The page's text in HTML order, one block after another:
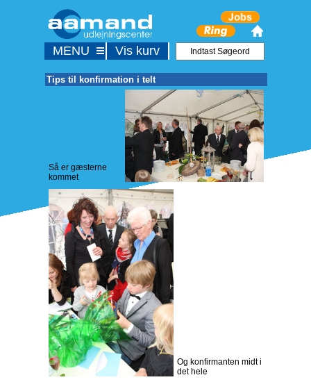
Tips til konfirmation i telt
Så er gæsterne
kommet
Og konfirmanten midt i
det hele
MENU Vis kurv